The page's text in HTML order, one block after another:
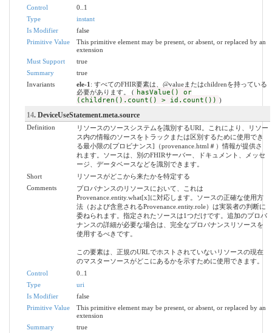
Control
0..1
Type
instant
Is Modifier
false
Primitive Value
This primitive element may be present, or absent, or replaced by an
extension
Must Support
true
Summary
true
Invariants
ele-1 : すべてのFHIR要素は、@valueまたはchildrenを持っている
必要があります。 ( hasValue() or
(children().count() > id.count()) )
14. DeviceUseStatement.meta.source
Definition
リソースのソースシステムを識別するURI。これにより、リソー
ス内の情報のソースをトラックまたは区別するために使用でき
る最小限の[プロビナンス]（provenance.html＃）情報が提供さ
れます。ソースは、別のFHIRサーバー、ドキュメント、メッセ
ージ、データベースなどを識別できます。
Short
リソースがどこから来たかを特定する
Comments
プロバナンスのリソースにおいて、これは
Provenance.entity.what[x]に対応します。ソースの正確な使用方
法（および含意されるProvenance.entity.role）は実装者の判断に
委ねられます。指定されたソースは1つだけです。追加のプロバ
ナンスの詳細が必要な場合は、完全なプロバナンスリソースを
使用するべきです。
この要素は、正規のURLでホストされていないリソースの現在
のマスターソースがどこにあるかを示すために使用できます。
Control
0..1
Type
uri
Is Modifier
false
Primitive Value
This primitive element may be present, or absent, or replaced by an
extension
Summary
true